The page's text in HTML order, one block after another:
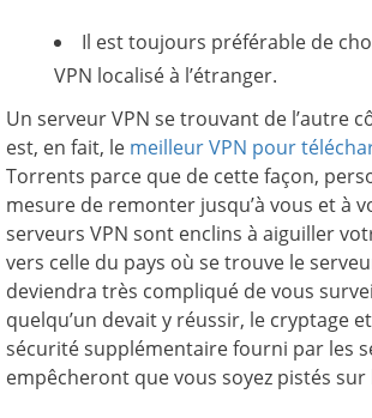
Il est toujours préférable de
VPN localisé à l’étranger.
Un serveur VPN se trouvant de l’autre
est, en fait, le meilleur VPN pour
Torrents parce que de cette façon,
mesure de remonter jusqu’à vous et à
serveurs VPN sont enclins à aiguiller
vers celle du pays où se trouve le
deviendra très compliqué de vous
quelqu’un devait y réussir, le cryptage
sécurité supplémentaire fourni par les
empêcheront que vous soyez pistés sur